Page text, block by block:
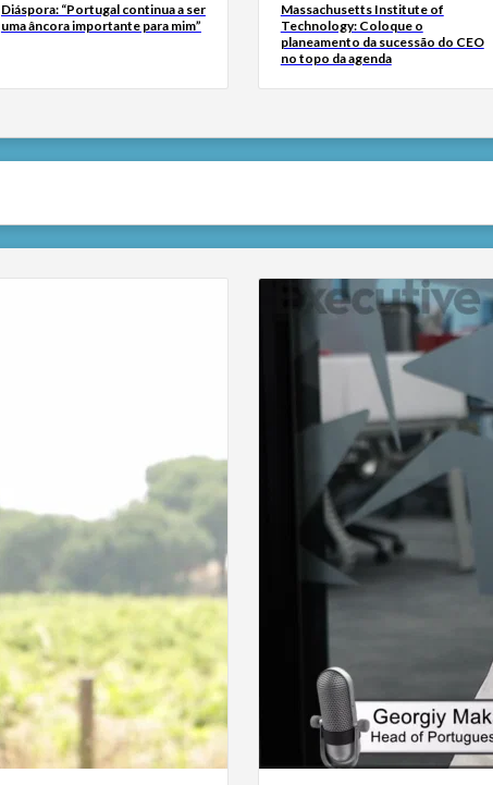
Diáspora: “Portugal continua a ser
uma âncora importante para mim”
Massachusetts Institute of
Technology: Coloque o
planeamento da sucessão do CEO
no topo da agenda